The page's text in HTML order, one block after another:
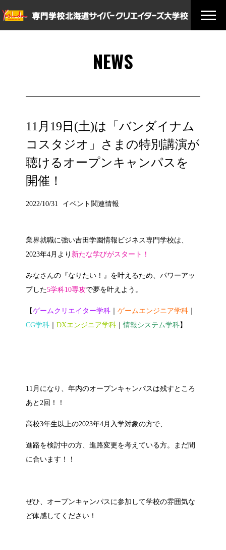
NEWS
11月19日(土)は「バンダイナム
コスタジオ」さまの特別講演が
聴けるオープンキャンパスを
開催！
2022/10/31 イベント関連情報
業界就職に強い吉田学園情報ビジネス専門学校は、
2023年4月より 新たな学びがスタート！
みなさんの『なりたい！』 を叶えるため、パワーアッ
プした5学科10専攻で夢を叶えよう。
【ゲームクリエイター学科｜ ゲームエンジニア学科｜
CG学科｜ DXエンジニア学科｜情報システム学科】
11月になり、年内のオープンキャンパスは残すところ
あと2回！！
高校3年生以上の2023年4月入学対象の方で、
進路を検討中の方、進路変更を考えている方。まだ間
に合います！！
ぜひ、オープンキャンパスに参加して学校の雰囲気な
ど体感してください！